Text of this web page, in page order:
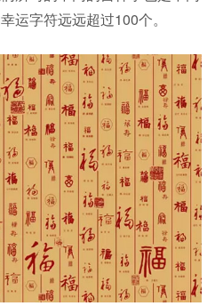
运字符远远超过100个。